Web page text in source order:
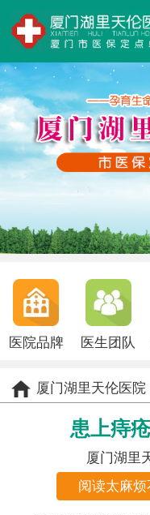
医院品牌 医生团队
厦门湖里天伦医院
患上痔
厦门湖里
阅读太麻